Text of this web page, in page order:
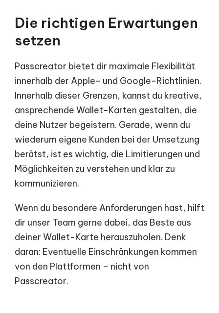
Die richtigen Erwartungen
setzen
Passcreator bietet dir maximale Flexibilität
innerhalb der Apple- und Google-Richtlinien.
Innerhalb dieser Grenzen, kannst du kreative,
ansprechende Wallet-Karten gestalten, die
deine Nutzer begeistern. Gerade, wenn du
wiederum eigene Kunden bei der Umsetzung
berätst, ist es wichtig, die Limitierungen und
Möglichkeiten zu verstehen und klar zu
kommunizieren.
Wenn du besondere Anforderungen hast, hilft
dir unser Team gerne dabei, das Beste aus
deiner Wallet-Karte herauszuholen. Denk
daran: Eventuelle Einschränkungen kommen
von den Plattformen – nicht von
Passcreator.